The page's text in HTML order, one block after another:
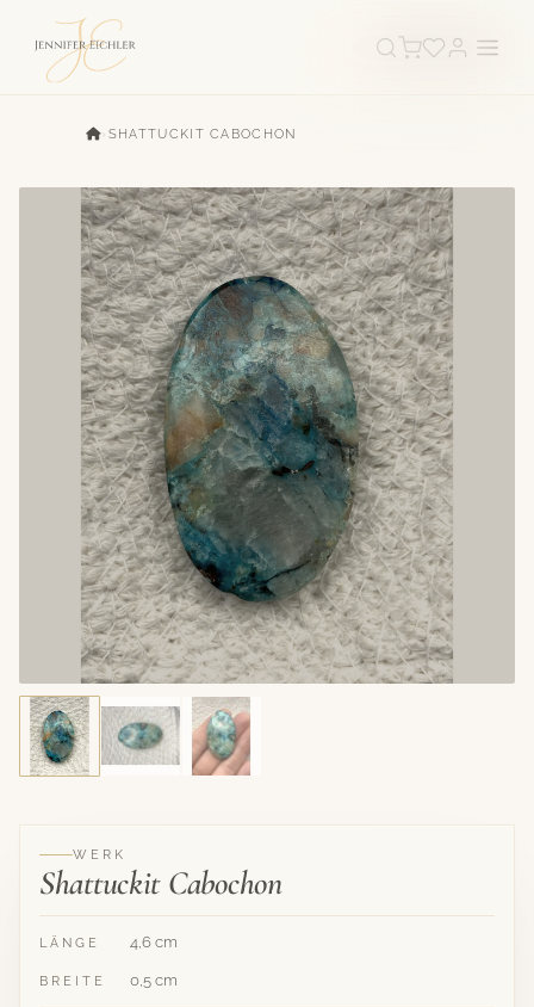
› SHATTUCKIT CABOCHON
Hat sein Zuhause
gefunden
CABOCHON
WERK
Shattuckit Cabochon
LÄNGE 4,6 cm
BREITE 0,5 cm